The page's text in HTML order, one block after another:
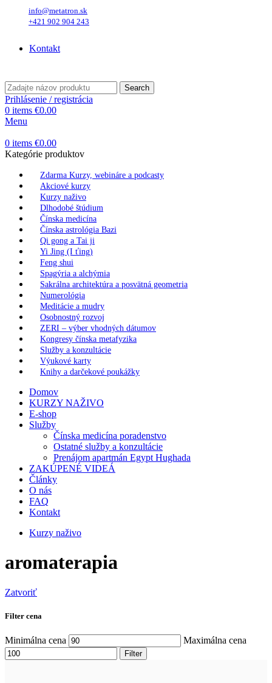
info@metatron.sk
+421 902 904 243
Kontakt
Search
Prihlásenie / registrácia
0 items €0.00
Menu
0 items €0.00
Kategórie produktov
Zdarma Kurzy, webináre a podcasty
Akciové kurzy
Kurzy naživo
Dlhodobé štúdium
Čínska medicína
Čínska astrológia Bazi
Qi gong a Tai ji
Yi Jing (I ťing)
Feng shui
Spagýria a alchýmia
Sakrálna architektúra a posvätná geometria
Numerológia
Meditácie a mudry
Osobnostný rozvoj
ZERI – výber vhodných dátumov
Kongresy čínska metafyzika
Služby a konzultácie
Výukové karty
Knihy a darčekové poukážky
Domov
KURZY NAŽIVO
E-shop
Služby
Čínska medicína poradenstvo
Ostatné služby a konzultácie
Prenájom apartmán Egypt Hughada
ZAKÚPENÉ VIDEÁ
Články
O nás
FAQ
Kontakt
Kurzy naživo
aromaterapia
Zatvoriť
Filter cena
Minimálna cena Maximálna cena
Filter